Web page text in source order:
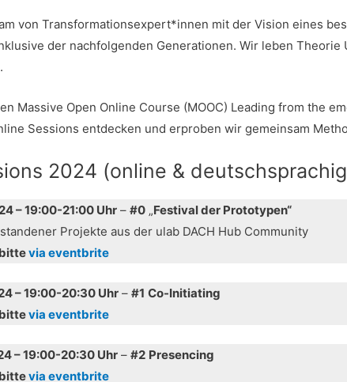
von Transformationsexpert*innen mit der Vision eines
der nachfolgenden Generationen. Wir leben
Massive Open Online Course (MOOC) Leading from the
Sessions entdecken und erproben wir gemeinsam
2024 (online &
– 19:00-21:00 Uhr – #0 „Festival der Prototypen“
Projekte aus der ulab DACH Hub Community
via eventbrite
– 19:00-20:30 Uhr – #1 Co-Initiating
via eventbrite
–19:00-20:30 Uhr – #2 Presencing
via eventbrite